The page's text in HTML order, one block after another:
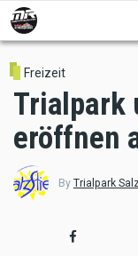
Skip
to
main
content
Freizeit
Trialpark
eröffnen
By Trialpark